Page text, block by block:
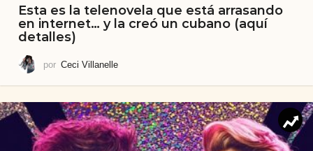
Esta es la telenovela que está arrasando
en internet… y la creó un cubano (aquí
detalles)
por Ceci Villanelle